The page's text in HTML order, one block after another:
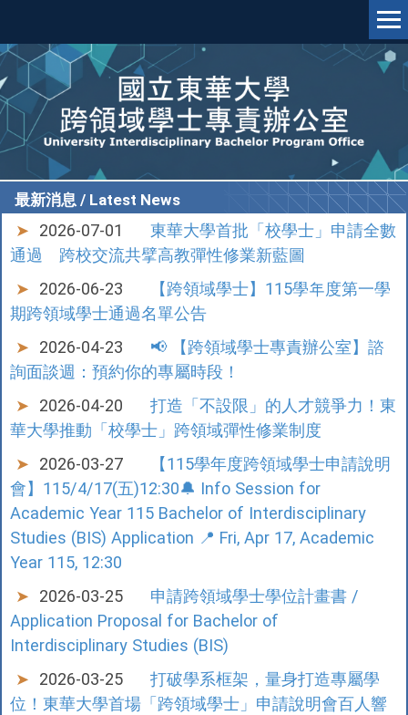
主
要
內
容
區
最新消息 / Latest News
2026-07-01
東華大學首批「校學士」申請全數
通過 跨校交流共擘高教彈性修業新藍圖
2026-06-23
【跨領域學士】115學年度第一學
期跨領域學士通過名單公告
2026-04-23
📢 【跨領域學士專責辦公室】諮
詢面談週：預約你的專屬時段！
2026-04-20
打造「不設限」的人才競爭力！東
華大學推動「校學士」跨領域彈性修業制度
2026-03-27
【115學年度跨領域學士申請說明
會】115/4/17(五)12:30🔔 Info Session for
Academic Year 115 Bachelor of Interdisciplinary
Studies (BIS) Application 📍 Fri, Apr 17, Academic
Year 115, 12:30
2026-03-25
申請跨領域學士學位計畫書 /
Application Proposal for Bachelor of
Interdisciplinary Studies (BIS)
2026-03-25
打破學系框架，量身打造專屬學
位！東華大學首場「跨領域學士」申請說明會百人響